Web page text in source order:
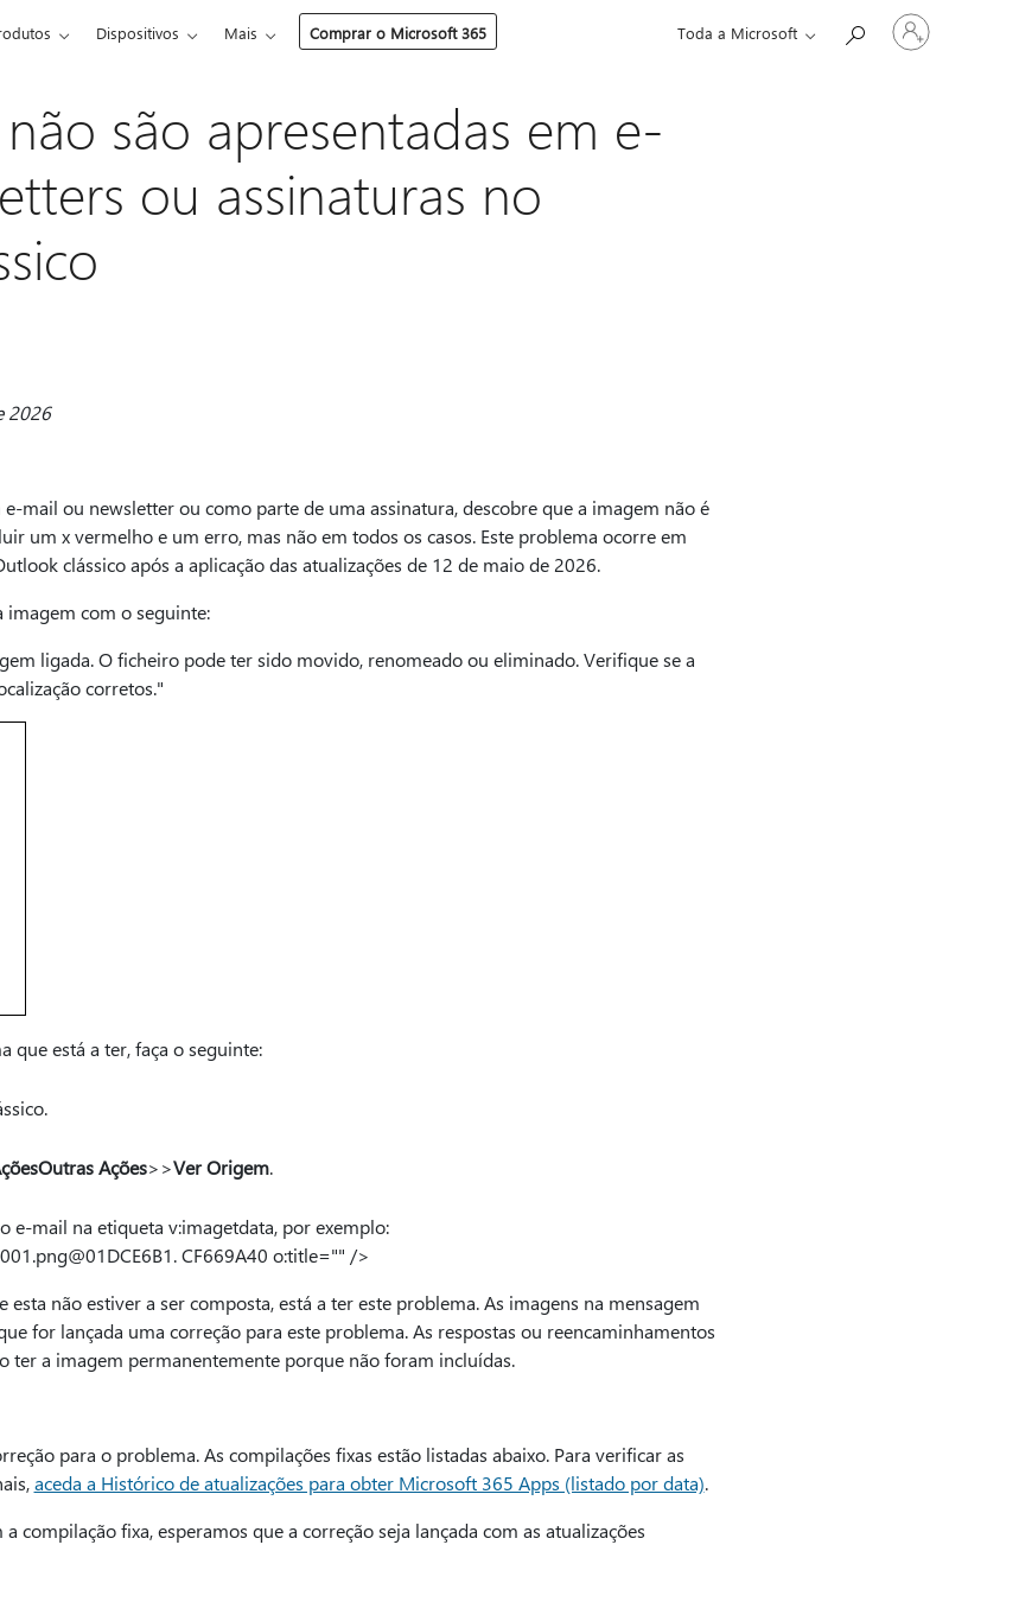
Dispositivos Mais Comprar o Microsoft 365 Toda a Microsoft
Iniciar
sessão
são apresentadas em e-
ou assinaturas no
2026
mail ou newsletter ou como parte de uma assinatura, descobre que a imagem não é
um x vermelho e um erro, mas não em todos os casos. Este problema ocorre em
clássico após a aplicação das atualizações de 12 de maio de 2026.
imagem com o seguinte:
ligada. O ficheiro pode ter sido movido, renomeado ou eliminado. Verifique se a
corretos."
que está a ter, faça o seguinte:
Outras Ações>>Ver Origem.
e-mail na etiqueta v:imagetdata, por exemplo:
CF669A40 o:title="" />
esta não estiver a ser composta, está a ter este problema. As imagens na mensagem
for lançada uma correção para este problema. As respostas ou reencaminhamentos
ter a imagem permanentemente porque não foram incluídas.
para o problema. As compilações fixas estão listadas abaixo. Para verificar as
aceda a Histórico de atualizações para obter Microsoft 365 Apps (listado por data).
compilação fixa, esperamos que a correção seja lançada com as atualizações